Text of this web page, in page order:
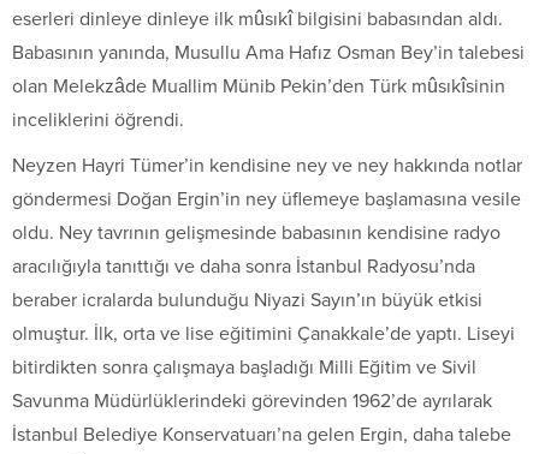
eserleri dinleye dinleye ilk mûsıkî bilgisini babasından aldı.
Babasının yanında, Musullu Ama Hafız Osman Bey’in talebesi
olan Melekzâde Muallim Münib Pekin’den Türk mûsıkîsinin
inceliklerini öğrendi.
Neyzen Hayri Tümer’in kendisine ney ve ney hakkında notlar
göndermesi Doğan Ergin’in ney üflemeye başlamasına vesile
oldu. Ney tavrının gelişmesinde babasının kendisine radyo
aracılığıyla tanıttığı ve daha sonra İstanbul Radyosu’nda
beraber icralarda bulunduğu Niyazi Sayın’ın büyük etkisi
olmuştur. İlk, orta ve lise eğitimini Çanakkale’de yaptı. Liseyi
bitirdikten sonra çalışmaya başladığı Milli Eğitim ve Sivil
Savunma Müdürlüklerindeki görevinden 1962’de ayrılarak
İstanbul Belediye Konservatuarı’na gelen Ergin, daha talebe